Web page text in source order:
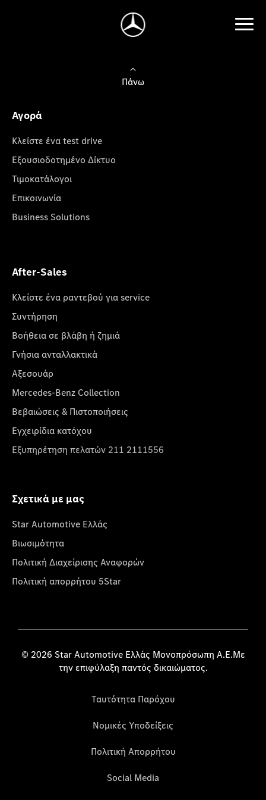
Πάνω
Αγορά
Κλείστε ένα test drive
Εξουσιοδοτημένο Δίκτυο
Τιμοκατάλογοι
Επικοινωνία
Business Solutions
After-Sales
Κλείστε ένα ραντεβού για service
Συντήρηση
Βοήθεια σε βλάβη ή ζημιά
Γνήσια ανταλλακτικά
Αξεσουάρ
Mercedes-Benz Collection
Βεβαιώσεις & Πιστοποιήσεις
Εγχειρίδια κατόχου
Εξυπηρέτηση πελατών 211 2111556
Σχετικά με μας
Star Automotive Ελλάς
Βιωσιμότητα
Πολιτική Διαχείρισης Αναφορών
Πολιτική απορρήτου 5Star
© 2026 Star Automotive Ελλάς Μονοπρόσωπη Α.Ε.Με
την επιφύλαξη παντός δικαιώματος.
Ταυτότητα Παρόχου
Νομικές Υποδείξεις
Πολιτική Απορρήτου
Social Media